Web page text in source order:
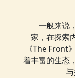
一般来说
家，在探索
《The Front
着丰富的生态
与